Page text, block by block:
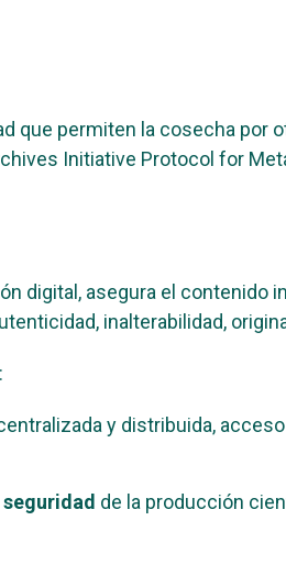
que permiten la cosecha
Initiative Protocol for
digital, asegura el
inalterabilidad,
y distribuida,
de la producción